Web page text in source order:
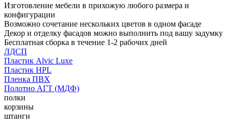
Изготовление мебели в прихожую любого размера и
конфигурации
Возможно сочетание нескольких цветов в одном фасаде
Декор и отделку фасадов можно выполнить под вашу задумку
Бесплатная сборка в течение 1-2 рабочих дней
ЛДСП
Пластик Alvic Luxe
Пластик HPL
Пленка ПВХ
Полотно АГТ (МДФ)
полки
корзины
штанги